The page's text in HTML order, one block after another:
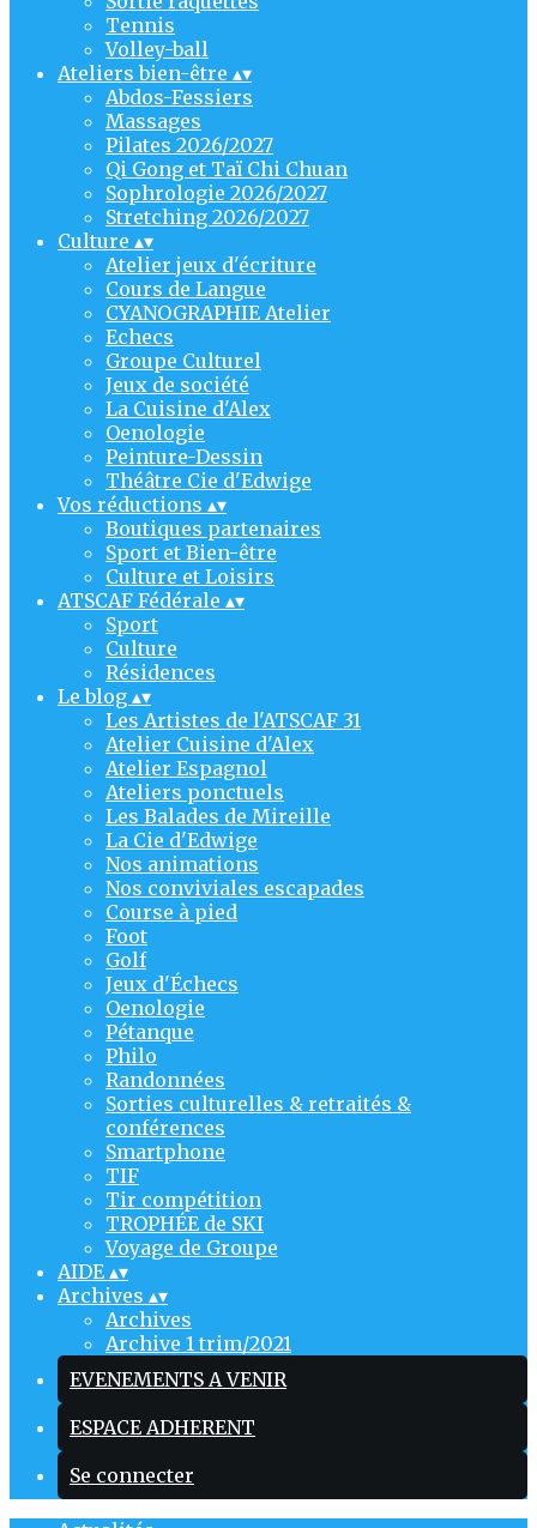
Tennis
Volley-ball
Ateliers bien-être ▴▾
Abdos-Fessiers
Massages
Pilates 2026/2027
Qi Gong et Taï Chi Chuan
Sophrologie 2026/2027
Stretching 2026/2027
Culture ▴▾
Atelier jeux d'écriture
Cours de Langue
CYANOGRAPHIE Atelier
Echecs
Groupe Culturel
Jeux de société
La Cuisine d'Alex
Oenologie
Peinture-Dessin
Théâtre Cie d'Edwige
Vos réductions ▴▾
Boutiques partenaires
Sport et Bien-être
Culture et Loisirs
ATSCAF Fédérale ▴▾
Sport
Culture
Résidences
Le blog ▴▾
Les Artistes de l'ATSCAF 31
Atelier Cuisine d'Alex
Atelier Espagnol
Ateliers ponctuels
Les Balades de Mireille
La Cie d'Edwige
Nos animations
Nos conviviales escapades
Course à pied
Foot
Golf
Jeux d'Échecs
Oenologie
Pétanque
Philo
Randonnées
Sorties culturelles & retraités &
conférences
Smartphone
TIF
Tir compétition
TROPHÉE de SKI
Voyage de Groupe
AIDE ▴▾
Archives ▴▾
Archives
Archive 1 trim/2021
EVENEMENTS A VENIR
ESPACE ADHERENT
Se connecter